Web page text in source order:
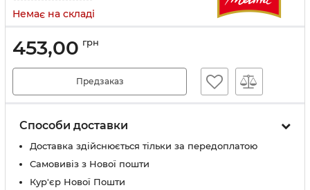
Немає на складі
453,00 грн
Предзаказ
Способи доставки
Доставка здійснюється тільки за передоплатою
Самовивіз з Нової пошти
Кур'єр Нової Пошти